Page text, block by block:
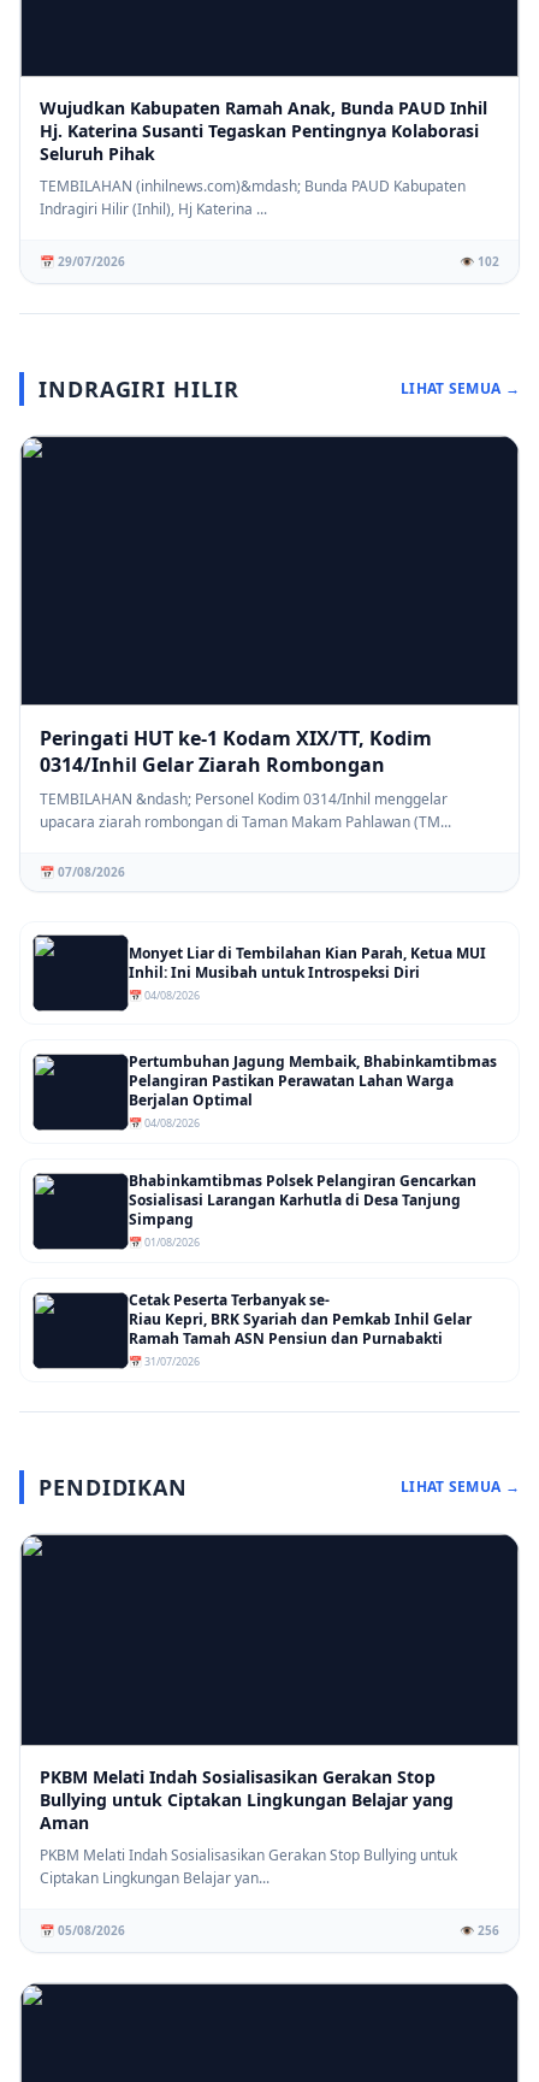
Wujudkan Kabupaten Ramah Anak, Bunda PAUD Inhil
Hj. Katerina Susanti Tegaskan Pentingnya Kolaborasi
Seluruh Pihak
TEMBILAHAN (inhilnews.com)&mdash; Bunda PAUD Kabupaten
Indragiri Hilir (Inhil), Hj Katerina ...
📅 29/07/2026 👁️ 102
INDRAGIRI HILIR LIHAT SEMUA →
Peringati HUT ke-1 Kodam XIX/TT, Kodim
0314/Inhil Gelar Ziarah Rombongan
TEMBILAHAN &ndash; Personel Kodim 0314/Inhil menggelar
upacara ziarah rombongan di Taman Makam Pahlawan (TM...
📅 07/08/2026
Monyet Liar di Tembilahan Kian Parah, Ketua MUI
Inhil: Ini Musibah untuk Introspeksi Diri
📅 04/08/2026
Pertumbuhan Jagung Membaik, Bhabinkamtibmas
Pelangiran Pastikan Perawatan Lahan Warga
Berjalan Optimal
📅 04/08/2026
Bhabinkamtibmas Polsek Pelangiran Gencarkan
Sosialisasi Larangan Karhutla di Desa Tanjung
Simpang
📅 01/08/2026
Cetak Peserta Terbanyak se-
Riau Kepri, BRK Syariah dan Pemkab Inhil Gelar
Ramah Tamah ASN Pensiun dan Purnabakti
📅 31/07/2026
PENDIDIKAN LIHAT SEMUA →
PKBM Melati Indah Sosialisasikan Gerakan Stop
Bullying untuk Ciptakan Lingkungan Belajar yang
Aman
PKBM Melati Indah Sosialisasikan Gerakan Stop Bullying untuk
Ciptakan Lingkungan Belajar yan...
📅 05/08/2026 👁️ 256